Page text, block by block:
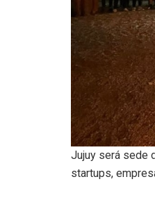
Jujuy será sede
startups,